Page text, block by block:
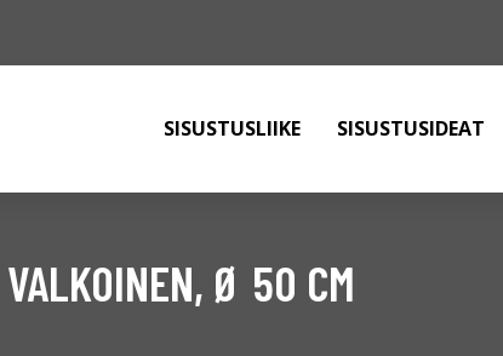
SISUSTUSLIIKE SISUSTUSIDEAT
Ø 50 CM